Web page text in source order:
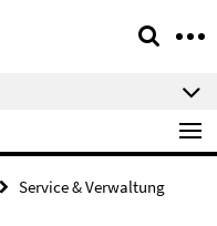
Service & Verwaltung